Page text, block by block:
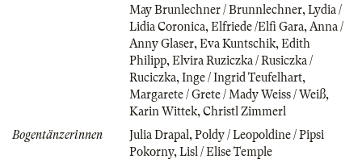
May Brunlechner / Brunnlechner, Lydia /
Lidia Coronica, Elfriede /Elfi Gara, Anna /
Anny Glaser, Eva Kuntschik, Edith
Philipp, Elvira Ruziczka / Rusiczka /
Ruciczka, Inge / Ingrid Teufelhart,
Margarete / Grete / Mady Weiss / Weiß,
Karin Wittek, Christl Zimmerl
Bogentänzerinnen
Julia Drapal , Poldy / Leopoldine / Pipsi
Pokorny, Lisl / Elise Temple